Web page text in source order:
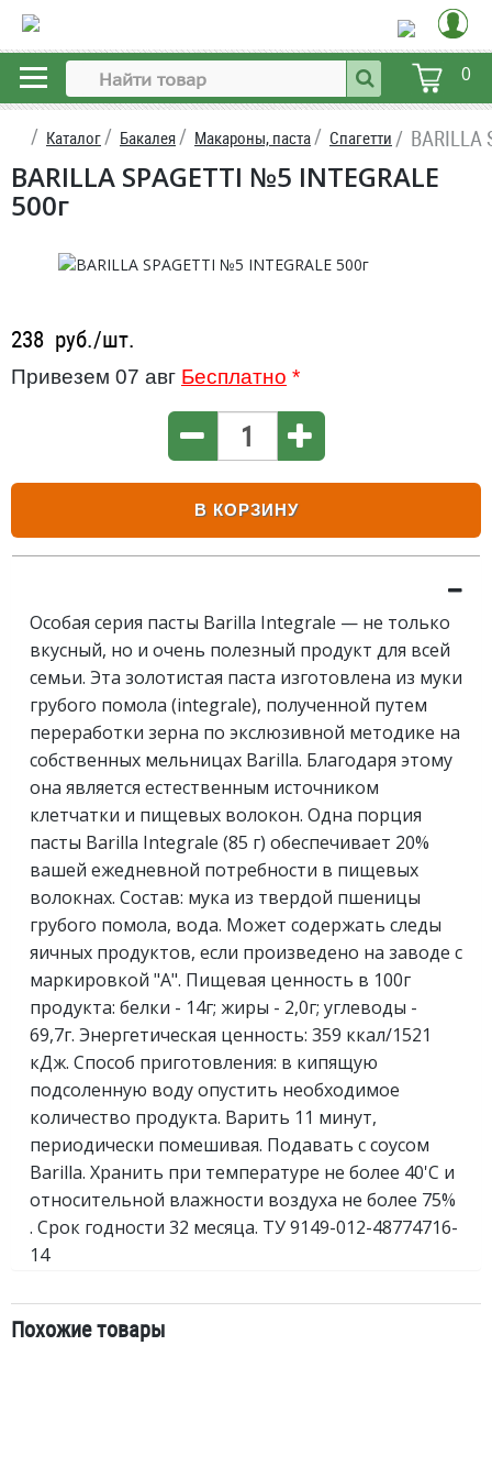
0
Каталог Бакалея Макароны, паста Спагетти BARILLA
BARILLA SPAGETTI №5 INTEGRALE
500г
238 руб./шт.
Привезем 07 авг Бесплатно *
В КОРЗИНУ
Особая серия пасты Barilla Integrale — не только
вкусный, но и очень полезный продукт для всей
семьи. Эта золотистая паста изготовлена из муки
грубого помола (integrale), полученной путем
переработки зерна по экслюзивной методике на
собственных мельницах Barilla. Благодаря этому
она является естественным источником
клетчатки и пищевых волокон. Одна порция
пасты Barilla Integrale (85 г) обеспечивает 20%
вашей ежедневной потребности в пищевых
волокнах. Состав: мука из твердой пшеницы
грубого помола, вода. Может содержать следы
яичных продуктов, если произведено на заводе с
маркировкой "А". Пищевая ценность в 100г
продукта: белки - 14г; жиры - 2,0г; углеводы -
69,7г. Энергетическая ценность: 359 ккал/1521
кДж. Способ приготовления: в кипящую
подсоленную воду опустить необходимое
количество продукта. Варить 11 минут,
периодически помешивая. Подавать с соусом
Barilla. Хранить при температуре не более 40'C и
относительной влажности воздуха не более 75%
. Срок годности 32 месяца. ТУ 9149-012-48774716-
14
Похожие товары